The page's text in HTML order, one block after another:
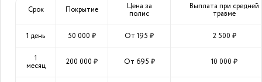
Срок Покрытие Цена за
полис
Выплата при средней
травме
1 день 50 000 ₽ От 195 ₽ 2 500 ₽
1
месяц 200 000 ₽ От 695 ₽ 10 000 ₽